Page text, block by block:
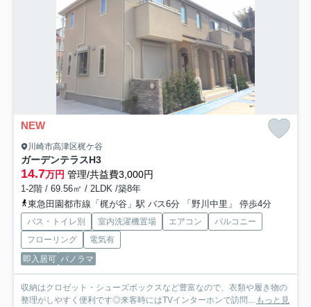
NEW
川崎市高津区梶ケ谷
ガーデンテラスH3
14.7万円 管理/共益費3,000円
1-2階 / 69.56㎡ / 2LDK /築8年
東急田園都市線「梶が谷」駅 バス6分 「野川中里」 停歩4分
バス・トイレ別 室内洗濯機置場 エアコン
バルコニー
フローリング
電気有
即入居可 パノラマ
収納はクロゼット・シューズボックスなど豊富なので、衣類や履き物の
整理がしやすく便利です◎来客時にはTVインターホンで訪問... もっと見